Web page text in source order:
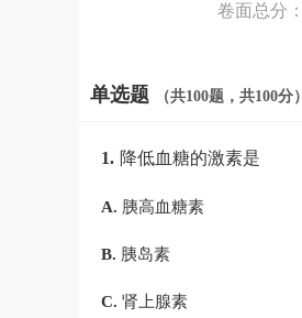
卷面总分：
单选题 （共100题，共100分）
1. 降低血糖的激素是
A. 胰高血糖素
B. 胰岛素
C. 肾上腺素